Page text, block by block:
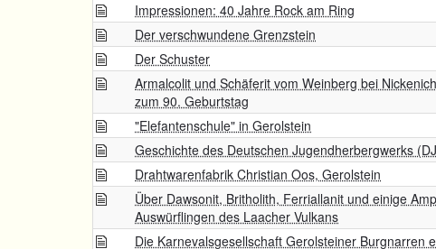
Impressionen: 40 Jahre Rock am Ring
Der verschwundene Grenzstein
Der Schuster
Armalcolit und Schäferit vom Weinberg bei
zum 90. Geburtstag
"Elefantenschule" in Gerolstein
Geschichte des Deutschen Jugendherbergwerks
Drahtwarenfabrik Christian Oos, Gerolstein
Über Dawsonit, Britholith, Ferriallanit und einige
Auswürflingen des Laacher Vulkans
Die Karnevalsgesellschaft Gerolsteiner Burgnarren